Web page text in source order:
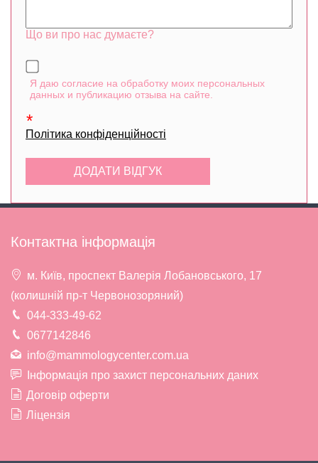
Що ви про нас думаєте?
Я даю согласие на обработку моих персональных
данных и публикацию отзыва на сайте.
Політика конфіденційності
Контактна інформація
м. Київ, проспект Валерія Лобановського, 17
(колишній пр-т Червонозоряний)
044-333-49-62
0677142846
info@mammologycenter.com.ua
Інформація про захист персональних даних
Договір оферти
Ліцензія